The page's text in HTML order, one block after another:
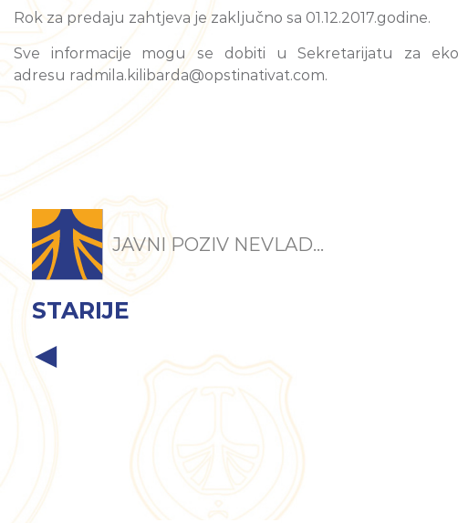
Rok za predaju zahtjeva je zaključno sa 01.12.2017.godine.
Sve informacije mogu se dobiti u Sekretarijatu za
adresu radmila.kilibarda@opstinativat.com.
JAVNI POZIV NEVLAD...
STARIJE